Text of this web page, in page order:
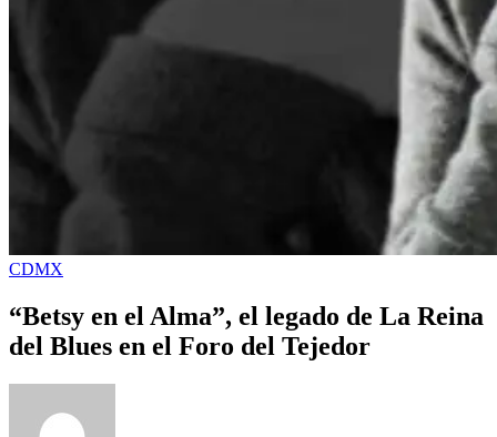
CDMX
“Betsy en el Alma”, el legado de La Reina
del Blues en el Foro del Tejedor